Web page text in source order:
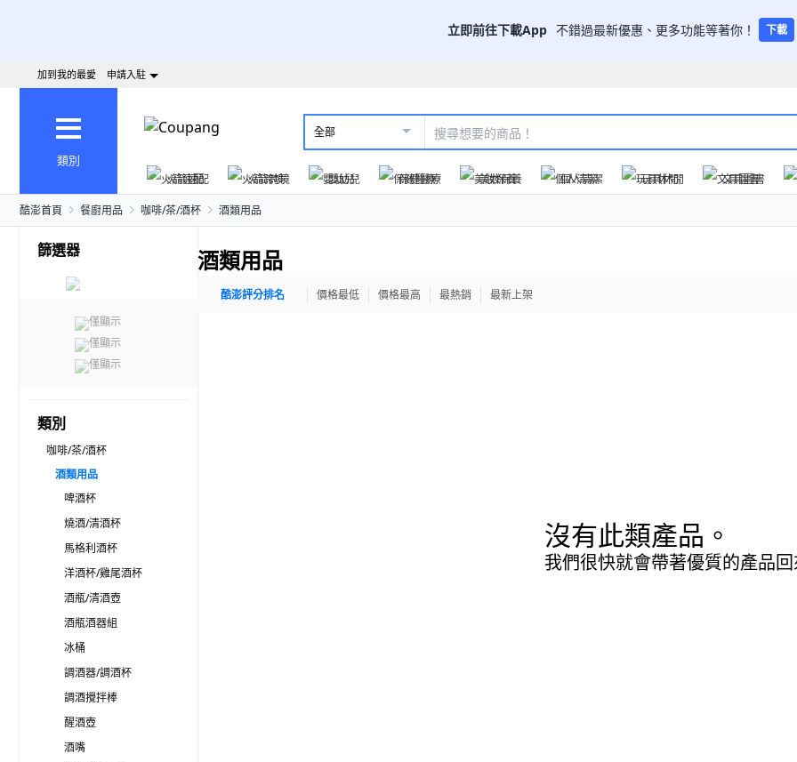
立即前往下載App 不錯過最新優惠、更多功能等著你！ 下載
加到我的最愛 申請入駐
類別
全部
火箭速配 火箭跨境 嬰幼兒 保健醫療 美妝保養 個人清潔 玩具休閒 文具圖書
酷澎首頁 餐廚用品 咖啡/茶/酒杯 酒類用品
篩選器
僅顯示
僅顯示
僅顯示
類別
咖啡/茶/酒杯
酒類用品
啤酒杯
燒酒/清酒杯
馬格利酒杯
洋酒杯/雞尾酒杯
酒瓶/清酒壺
酒瓶酒器組
冰桶
調酒器/調酒杯
調酒攪拌棒
醒酒壺
酒嘴
酒類用品
酷澎評分排名 價格最低 價格最高 最熱銷 最新上架
沒有此類產品。
我們很快就會帶著優質的產品